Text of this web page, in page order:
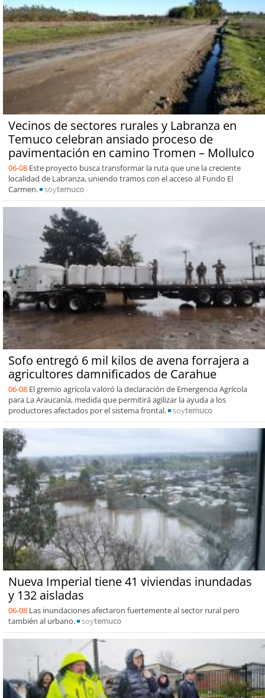
Vecinos de sectores rurales y Labranza en
Temuco celebran ansiado proceso de
pavimentación en camino Tromen – Mollulco
06-08 Este proyecto busca transformar la ruta que une la creciente
localidad de Labranza, uniendo tramos con el acceso al Fundo El
Carmen.
soytemuco
Sofo entregó 6 mil kilos de avena forrajera a
agricultores damnificados de Carahue
06-08 El gremio agrícola valoró la declaración de Emergencia Agrícola
para La Araucanía, medida que permitirá agilizar la ayuda a los
productores afectados por el sistema frontal.
soytemuco
Nueva Imperial tiene 41 viviendas inundadas
y 132 aisladas
06-08 Las inundaciones afectaron fuertemente al sector rural pero
también al urbano.
soytemuco